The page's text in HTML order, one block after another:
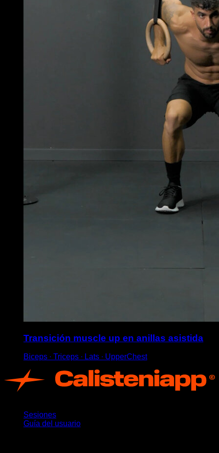
Transición muscle up en anillas asistida
Biceps ∙ Triceps ∙ Lats ∙ UpperChest
Sesiones
Guía del usuario